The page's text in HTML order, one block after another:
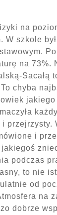
na
W szkole
na 73%.
Sacałą
chyba
jakiego
i przejrzysty.
i
jakiegoś
podczas
to nie
od
na
dobrze